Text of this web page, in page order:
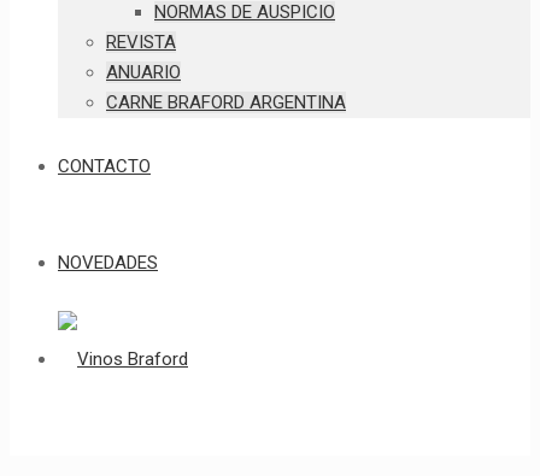
NORMAS DE AUSPICIO
REVISTA
ANUARIO
CARNE BRAFORD ARGENTINA
CONTACTO
NOVEDADES